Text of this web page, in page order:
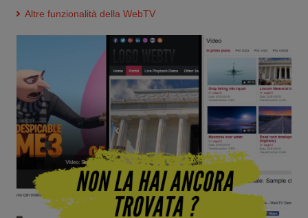
Altre funzionalità della WebTV